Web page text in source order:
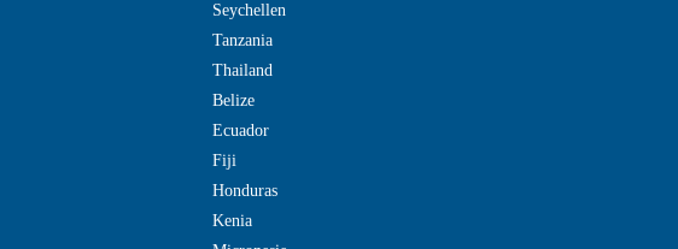
Seychellen
Tanzania
Thailand
Belize
Ecuador
Fiji
Honduras
Kenia